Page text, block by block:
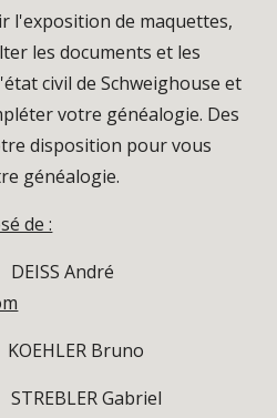
l'exposition de maquettes,
les documents et les
civil de Schweighouse et
votre généalogie. Des
disposition pour vous
généalogie.
de :
André
KOEHLER Bruno
Gabriel